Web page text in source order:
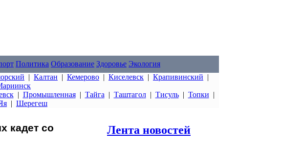
Политика Образование Здоровье Экология
| Калтан | Кемерово | Киселевск | Крапивинский |
| Промышленная| Тайга | Таштагол| Тисуль| Топки |
| Шерегеш
кадет со
Лента новостей